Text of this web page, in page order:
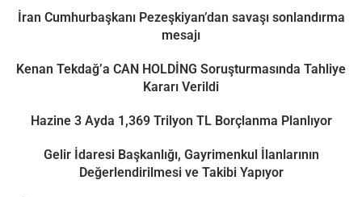
İran Cumhurbaşkanı Pezeşkiyan’dan savaşı sonlandırma
mesajı
Kenan Tekdağ’a CAN HOLDİNG Soruşturmasında Tahliye
Kararı Verildi
Hazine 3 Ayda 1,369 Trilyon TL Borçlanma Planlıyor
Gelir İdaresi Başkanlığı, Gayrimenkul İlanlarının
Değerlendirilmesi ve Takibi Yapıyor